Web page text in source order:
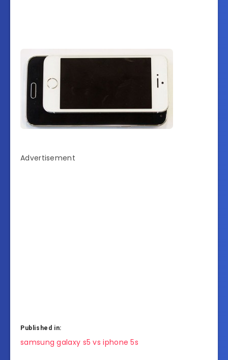
Advertisement
Published in:
แนะแนว
samsung galaxy s5 vs iphone 5s